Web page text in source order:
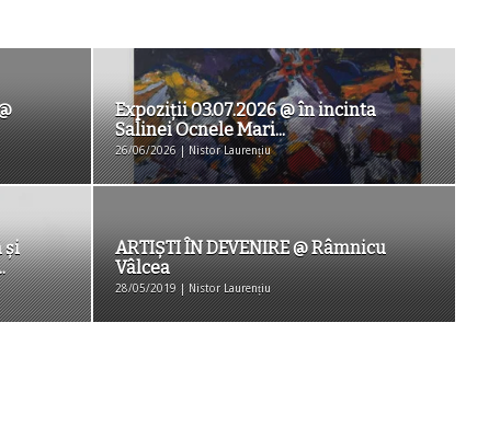
Expoziții 03.07.2026 @ în incinta
Salinei Ocnele Mari...
26/06/2026 | Nistor Laurențiu
și
ARTIȘTI ÎN DEVENIRE @ Râmnicu
Vâlcea
28/05/2019 | Nistor Laurențiu